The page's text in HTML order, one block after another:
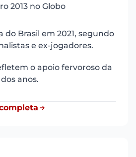
2013 no Globo
do Brasil em 2021, segundo
e ex-jogadores.
o apoio fervoroso da
anos.